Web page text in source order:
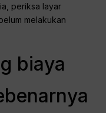
periksa layar
melakukan
biaya